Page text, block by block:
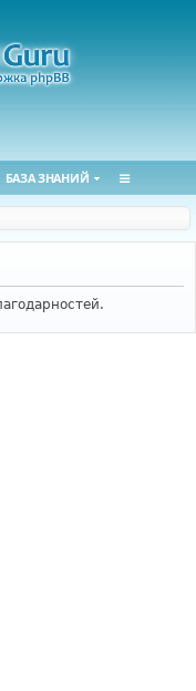
БАЗА ЗНАНИЙ